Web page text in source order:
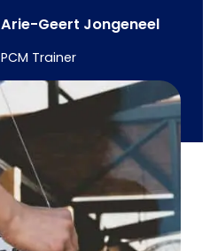
Arie-Geert Jongeneel
PCM Trainer